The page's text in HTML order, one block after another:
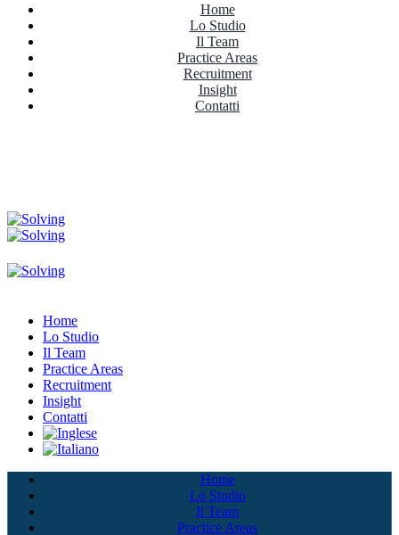
Home
Lo Studio
Il Team
Practice Areas
Recruitment
Insight
Contatti
Home
Lo Studio
Il Team
Practice Areas
Recruitment
Insight
Contatti
Home
Lo Studio
Il Team
Practice Areas